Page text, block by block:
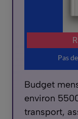
Budget
environ
transport,